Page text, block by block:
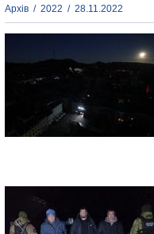
Архів / 2022 / 28.11.2022